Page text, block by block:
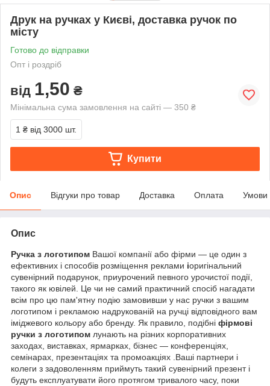
Друк на ручках у Києві, доставка ручок по
місту
Готово до відправки
Опт і роздріб
від 1,50 ₴
Мінімальна сума замовлення на сайті — 350 ₴
1 ₴ від 3000 шт.
Купити
Опис Відгуки про товар Доставка Оплата Умови
Опис
Ручка з логотипом Вашої компанії або фірми ― це один з
ефективних і способів розміщення реклами іоригінальний
сувенірний подарунок, приурочений певного урочистої події,
такого як ювілей. Це чи не самий практичний спосіб нагадати
всім про цю пам'ятну подію замовивши у нас ручки з вашим
логотипом і рекламою надрукованій на ручці відповідного вам
іміджевого кольору або бренду. Як правило, подібні фірмові
ручки з логотипом лунають на різних корпоративних
заходах, виставках, ярмарках, бізнес ― конференціях,
семінарах, презентаціях та промоакціях .Ваші партнери і
колеги з задоволенням приймуть такий сувенірний презент і
будуть експлуатувати його протягом тривалого часу, поки